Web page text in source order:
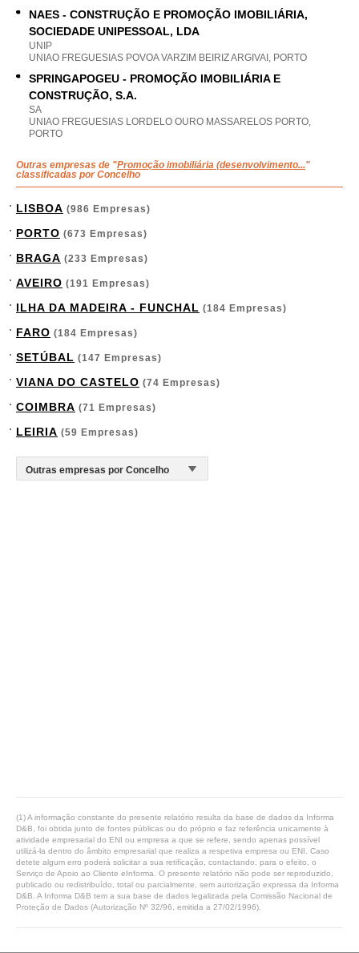
NAES - CONSTRUÇÃO E PROMOÇÃO IMOBILIÁRIA,
SOCIEDADE UNIPESSOAL, LDA
UNIP
UNIAO FREGUESIAS POVOA VARZIM BEIRIZ ARGIVAI, PORTO
SPRINGAPOGEU - PROMOÇÃO IMOBILIÁRIA E
CONSTRUÇÃO, S.A.
SA
UNIAO FREGUESIAS LORDELO OURO MASSARELOS PORTO,
PORTO
Outras empresas de "Promoção imobiliária (desenvolvimento..."
classificadas por Concelho
LISBOA (986 Empresas)
PORTO (673 Empresas)
BRAGA (233 Empresas)
AVEIRO (191 Empresas)
ILHA DA MADEIRA - FUNCHAL (184 Empresas)
FARO (184 Empresas)
SETÚBAL (147 Empresas)
VIANA DO CASTELO (74 Empresas)
COIMBRA (71 Empresas)
LEIRIA (59 Empresas)
(1) A informação constante do presente relatório resulta da base de dados da Informa
D&B, foi obtida junto de fontes públicas ou do próprio e faz referência unicamente à
atividade empresarial do ENI ou empresa a que se refere, sendo apenas possível
utilizá-la dentro do âmbito empresarial que realiza a respetiva empresa ou ENI. Caso
detete algum erro poderá solicitar a sua retificação, contactando, para o efeito, o
Serviço de Apoio ao Cliente eInforma. O presente relatório não pode ser reproduzido,
publicado ou redistribuído, total ou parcialmente, sem autorização expressa da Informa
D&B. A Informa D&B tem a sua base de dados legalizada pela Comissão Nacional de
Proteção de Dados (Autorização Nº 32/96, emitida a 27/02/1996).